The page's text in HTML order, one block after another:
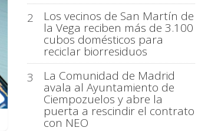
2
Los vecinos de San Martín de
la Vega reciben más de 3.100
cubos domésticos para
reciclar biorresiduos
3
La Comunidad de Madrid
avala al Ayuntamiento de
Ciempozuelos y abre la
puerta a rescindir el contrato
con NEO